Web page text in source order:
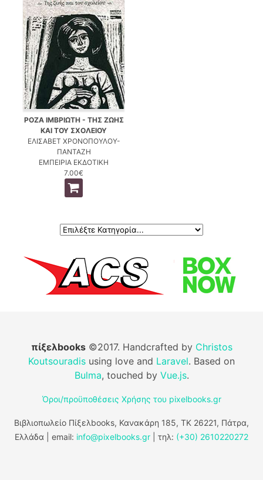
ΡΟΖΑ ΙΜΒΡΙΩΤΗ - ΤΗΣ ΖΩΗΣ
ΚΑΙ ΤΟΥ ΣΧΟΛΕΙΟΥ
ΕΛΙΣΑΒΕΤ ΧΡΟΝΟΠΟΥΛΟΥ-
ΠΑΝΤΑΖΗ
ΕΜΠΕΙΡΙΑ ΕΚΔΟΤΙΚΗ
7.00€
πίξελbooks©2017. Handcrafted by Christos
Koutsouradis using love and Laravel. Based on
Bulma, touched by Vue.js.
Όροι/προϋποθέσεις Χρήσης του pixelbooks.gr
Βιβλιοπωλείο Πίξελbooks, Κανακάρη 185, ΤΚ 26221, Πάτρα,
Ελλάδα | email: info@pixelbooks.gr | τηλ: (+30) 2610220272